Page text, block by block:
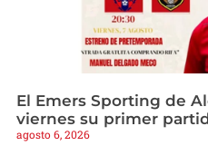
El Emers Sporting de
viernes su primer
agosto 6, 2026